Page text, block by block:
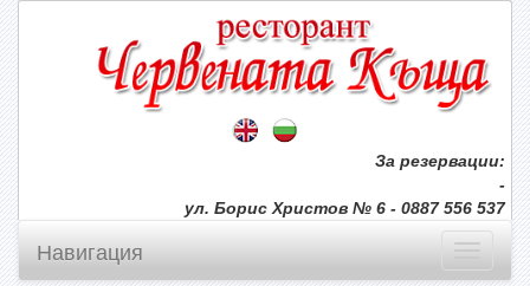
За резервации:
-
ул. Борис Христов № 6 - 0887 556 537
Навигация